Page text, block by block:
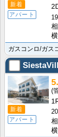
新着
アパート
新着
アパート